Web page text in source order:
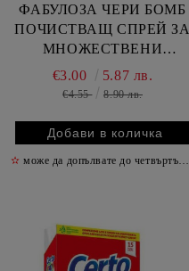
ФАБУЛОЗА ЧЕРИ БОМБ
ПОЧИСТВАЩ СПРЕЙ ЗА
МНОЖЕСТВЕНИ
ПОВЪРХНОСТИ 750 МЛ /
ЧЕРВЕН/
€3.00 5.87 лв.
€4.55 8.90 лв.
✫ може да допълвате до четвъртък включително